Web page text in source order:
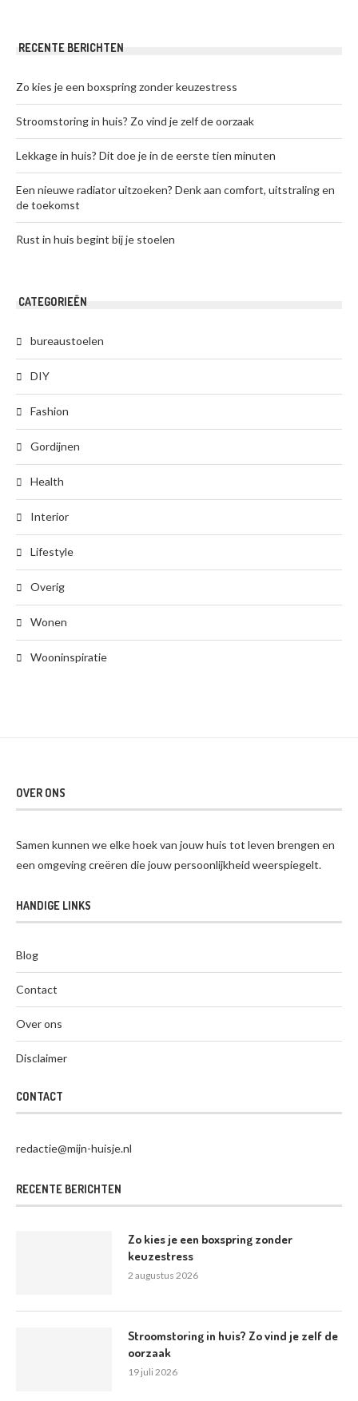
RECENTE BERICHTEN
Zo kies je een boxspring zonder keuzestress
Stroomstoring in huis? Zo vind je zelf de oorzaak
Lekkage in huis? Dit doe je in de eerste tien minuten
Een nieuwe radiator uitzoeken? Denk aan comfort, uitstraling en
de toekomst
Rust in huis begint bij je stoelen
CATEGORIEËN
bureaustoelen
DIY
Fashion
Gordijnen
Health
Interior
Lifestyle
Overig
Wonen
Wooninspiratie
OVER ONS
Samen kunnen we elke hoek van jouw huis tot leven brengen en
een omgeving creëren die jouw persoonlijkheid weerspiegelt.
HANDIGE LINKS
Blog
Contact
Over ons
Disclaimer
CONTACT
redactie@mijn-huisje.nl
RECENTE BERICHTEN
Zo kies je een boxspring zonder
keuzestress
2 augustus 2026
Stroomstoring in huis? Zo vind je zelf de
oorzaak
19 juli 2026